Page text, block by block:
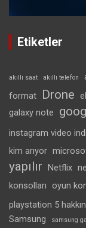
Etiketler
akıllı saat akıllı telefon
format
Drone
galaxy note
instagram video
kim arıyor
yapılır Netflix
konsolları
oyun
playstation 5
Samsung samsung